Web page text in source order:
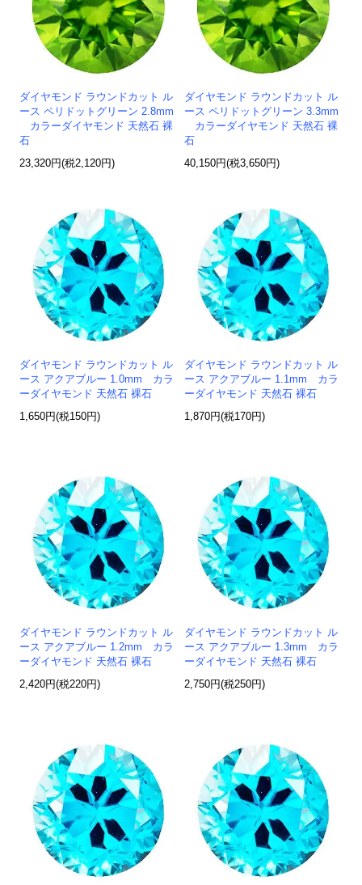
ダイヤモンド ラウンドカット ル
ース ペリドットグリーン 2.8mm
カラーダイヤモンド 天然石 裸
石
23,320円(税2,120円)
ダイヤモンド ラウンドカット ル
ース ペリドットグリーン 3.3mm
カラーダイヤモンド 天然石 裸
石
40,150円(税3,650円)
ダイヤモンド ラウンドカット ル
ース アクアブルー 1.0mm カラ
ーダイヤモンド 天然石 裸石
1,650円(税150円)
ダイヤモンド ラウンドカット ル
ース アクアブルー 1.1mm カラ
ーダイヤモンド 天然石 裸石
1,870円(税170円)
ダイヤモンド ラウンドカット ル
ース アクアブルー 1.2mm カラ
ーダイヤモンド 天然石 裸石
2,420円(税220円)
ダイヤモンド ラウンドカット ル
ース アクアブルー 1.3mm カラ
ーダイヤモンド 天然石 裸石
2,750円(税250円)